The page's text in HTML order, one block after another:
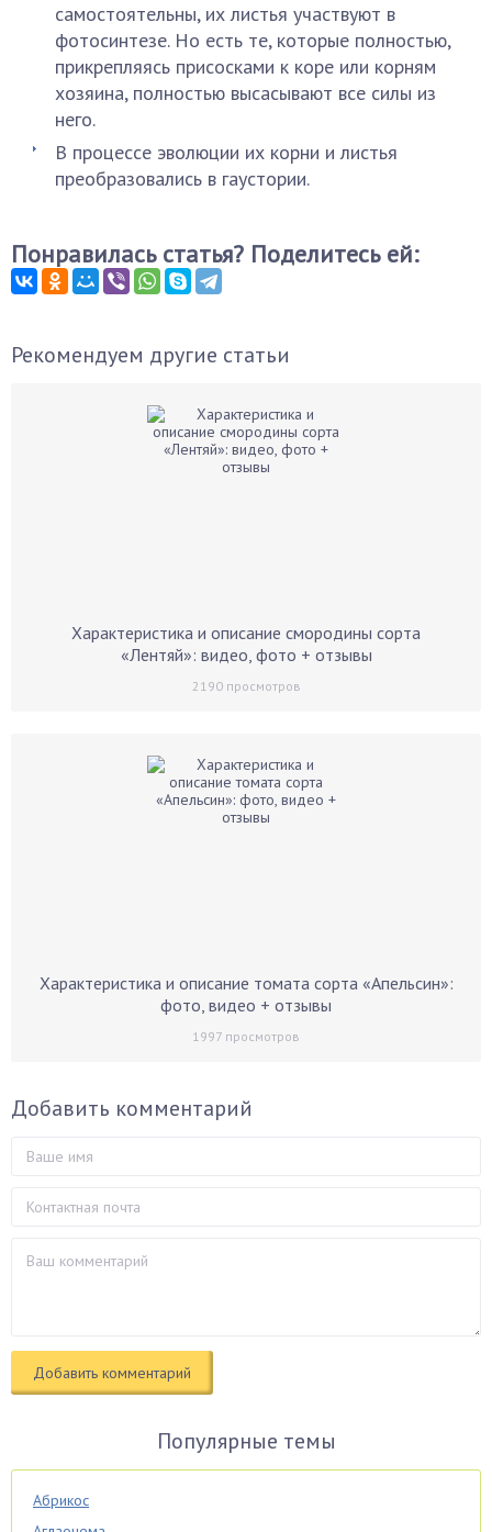
самостоятельны, их листья участвуют в
фотосинтезе. Но есть те, которые полностью,
прикрепляясь присосками к коре или корням
хозяина, полностью высасывают все силы из
него.
В процессе эволюции их корни и листья
преобразовались в гаустории.
Понравилась статья? Поделитесь ей:
Рекомендуем другие статьи
Характеристика и описание смородины сорта
«Лентяй»: видео, фото + отзывы
2190просмотров
Характеристика и описание томата сорта «Апельсин»:
фото, видео + отзывы
1997 просмотров
Добавить комментарий
Популярные темы
Абрикос